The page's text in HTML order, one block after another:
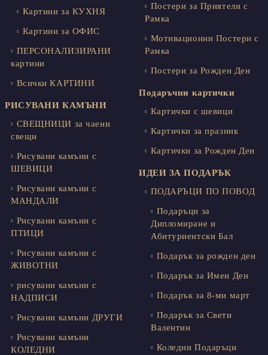
Картини за КУХНЯ
Картини за ОФИС
ПЕРСОНАЛИЗИРАНИ
картини
Всички КАРТИНИ
РИСУВАНИ КАМЪНИ
СВЕЩНИЦИ за чаени
свещи
Рисувани камъни с
ШЕВИЦИ
Рисувани камъни с
МАНДАЛИ
Рисувани камъни с
ПТИЦИ
Рисувани камъни с
ЖИВОТНИ
рисувани камъни с
НАДПИСИ
Рисувани камъни ДРУГИ
Рисувани камъни
КОЛЕДНИ
Постери за Приятели с
Рамка
Мотивационни Постери с
Рамка
Постери за Рожден Ден
Подаръчни картички
Картички с шевици
Картички за празник
Картички за Рожден Ден
ИДЕИ ЗА ПОДАРЪК
ПОДАРЪЦИ ПО ПОВОД
Подаръци за
Дипломиране и
Абитуриентски Бал
Подарък за рожден ден
Подарък за Имен Ден
Подарък за 8-ми март
Подарък за Свети
Валентин
Коледни Подаръци